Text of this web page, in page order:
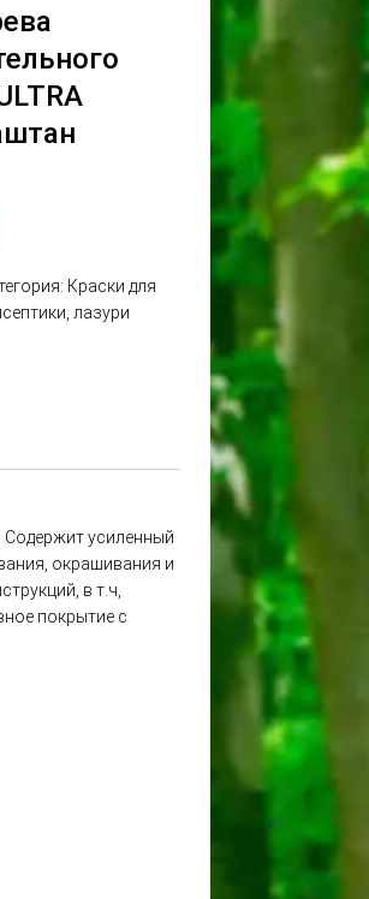
Краски для
лазури
Содержит усиленный
окрашивания и
в т.ч,
покрытие с